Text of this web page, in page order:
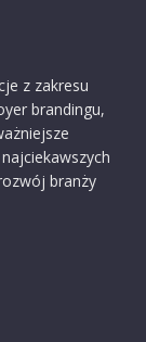
z zakresu
brandingu,
branży